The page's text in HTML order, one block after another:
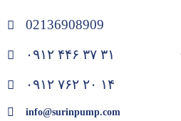
02136908909
۰۹۱۲ ۴۴۶ ۳۷ ۳۱
۰۹۱۲ ۷۶۲ ۲۰ ۱۴
info@surinpump.com